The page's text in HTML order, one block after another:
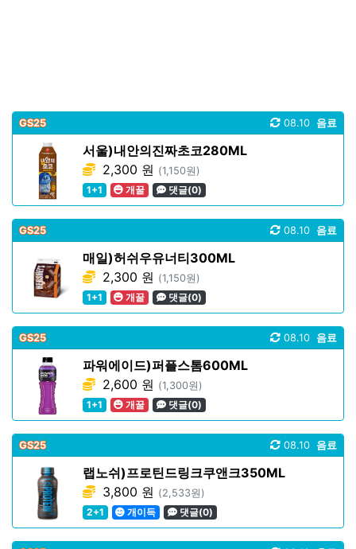
GS25 음료
08.10
서울)내안의진짜초코280ML
2,300 원 (1,150원)
1+1
개꿀 댓글(0)
GS25 음료
08.10
매일)허쉬우유너티300ML
2,300 원 (1,150원)
1+1
개꿀 댓글(0)
GS25 음료
08.10
파워에이드)퍼플스톰600ML
2,600 원 (1,300원)
1+1
개꿀 댓글(0)
GS25 음료
08.10
랩노쉬)프로틴드링크쿠앤크350ML
3,800 원 (2,533원)
2+1
개이득 댓글(0)